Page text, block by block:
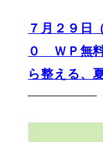
７月２９日
０ ＷＰ無
ら整える、